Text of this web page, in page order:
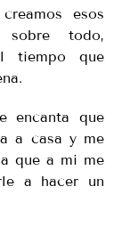
esos
sobre todo,
tiempo que
encanta que
a casa y me
que a mi me
a hacer un